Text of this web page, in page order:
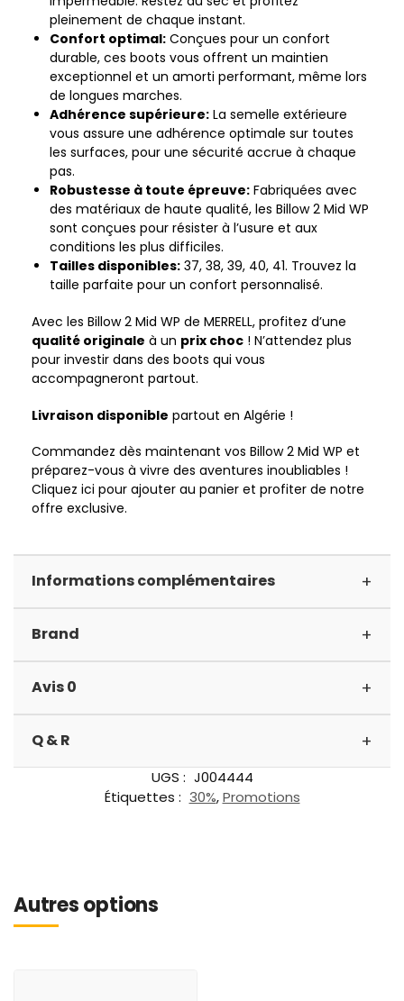
pleinement de chaque instant.
Confort optimal: Conçues pour un confort
durable, ces boots vous offrent un maintien
exceptionnel et un amorti performant, même lors
de longues marches.
Adhérence supérieure: La semelle extérieure
vous assure une adhérence optimale sur toutes
les surfaces, pour une sécurité accrue à chaque
pas.
Robustesse à toute épreuve: Fabriquées avec
des matériaux de haute qualité, les Billow 2 Mid WP
sont conçues pour résister à l’usure et aux
conditions les plus difficiles.
Tailles disponibles: 37, 38, 39, 40, 41. Trouvez la
taille parfaite pour un confort personnalisé.
Avec les Billow 2 Mid WP de MERRELL, profitez d’une
qualité originale à un prix choc ! N’attendez plus
pour investir dans des boots qui vous
accompagneront partout.
Livraison disponible partout en Algérie !
Commandez dès maintenant vos Billow 2 Mid WP et
préparez-vous à vivre des aventures inoubliables !
Cliquez ici pour ajouter au panier et profiter de notre
offre exclusive.
Informations complémentaires +
Brand +
Avis 0 +
Q & R +
UGS : J004444
Étiquettes : 30%,Promotions
Autres options